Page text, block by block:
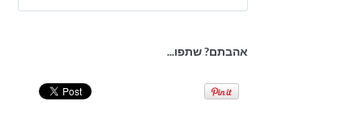
אהבתם? שתפו...